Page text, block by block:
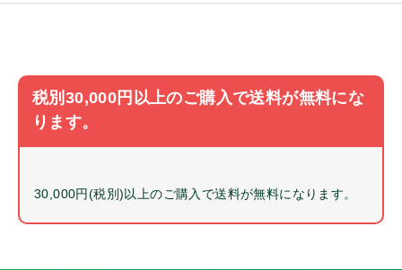
税別30,000円以上のご購入で送料が無料にな
ります。
30,000円(税別)以上のご購入で送料が無料になります。
耳ゴム
風防
サイドカバー